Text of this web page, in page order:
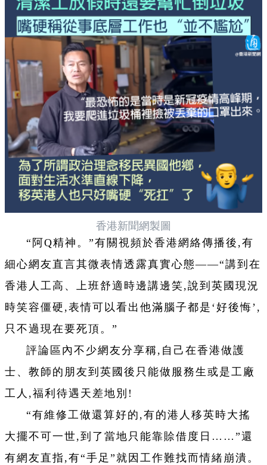
香港新聞網製圖
“阿Q精神。”有關視頻於香港網絡傳播後,有
細心網友直言其微表情透露真實心態——“講到在
香港人工高、上班舒適時邊講邊笑,說到英國現況
時笑容僵硬,表情可以看出他滿腦子都是‘好後悔’,
只不過現在要死頂。”
評論區內不少網友分享稱,自己在香港做護
士、教師的朋友到英國後只能做服務生或是工廠
工人,福利待遇天差地別!
“有維修工做還算好的,有的港人移英時大搖
大擺不可一世,到了當地只能靠賒借度日……”還
有網友直指,有“手足”就因工作難找而情緒崩潰。